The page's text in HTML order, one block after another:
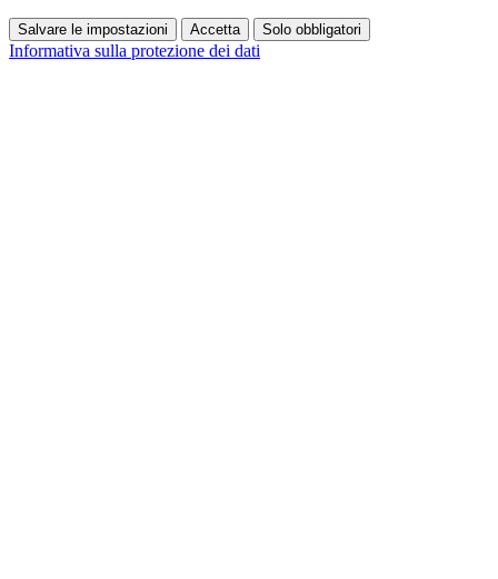
Salvare le impostazioni Accetta Solo obbligatori
Informativa sulla protezione dei dati